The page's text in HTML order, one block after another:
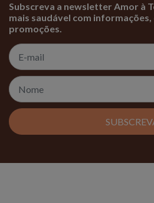
Subscreva a newsletter Amor à
mais saudável com informações,
promoções.